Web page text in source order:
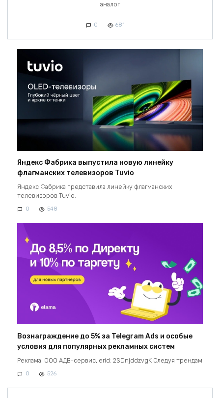
аналог
0 681
Яндекс Фабрика выпустила новую линейку
флагманских телевизоров Tuvio
Яндекс Фабрика представила линейку флагманских
телевизоров Tuvio.
0 548
Вознаграждение до 5% за Telegram Ads и особые
условия для популярных рекламных систем
Реклама. ООО АДВ-сервис, erid: 2SDnjddzvgK Следуя трендам
0 526